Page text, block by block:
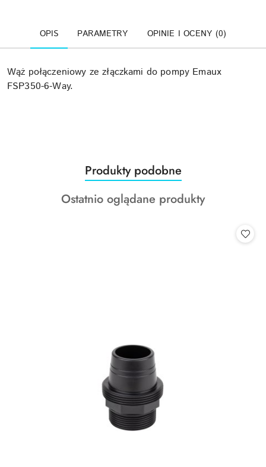
OPIS PARAMETRY OPINIE I OCENY (0)
Wąż połączeniowy ze złączkami do pompy Emaux
FSP350-6-Way.
Pomiń karuzelę produktów
Produkty
o
statusie:
Produkty podobne
Produkty
Ostatnio oglądane produkty